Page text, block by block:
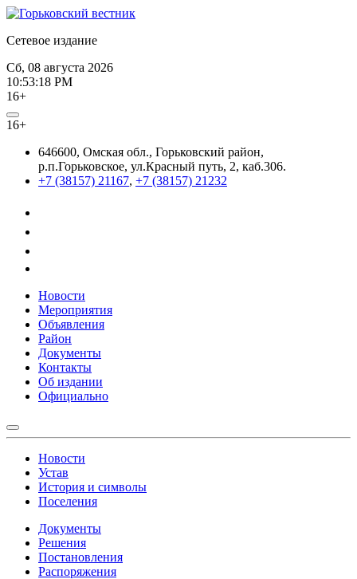
Сетевое издание
Сб, 08 августа 2026
10:53:18 PM
16+
16+
646600, Омская обл., Горьковский район,
р.п.Горьковское, ул.Красный путь, 2, каб.306.
+7 (38157) 21167, +7 (38157) 21232
Новости
Мероприятия
Объявления
Район
Документы
Контакты
Об издании
Официально
Новости
Устав
История и символы
Поселения
Документы
Решения
Постановления
Распоряжения